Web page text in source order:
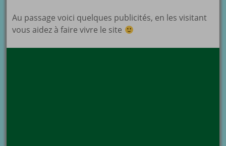
Au passage voici quelques publicités, en les visitant
vous aidez à faire vivre le site